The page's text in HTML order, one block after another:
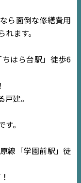
ら面倒な修繕費用
ます。
ちはら台駅」徒歩6
建。
。
線「学園前駅」徒